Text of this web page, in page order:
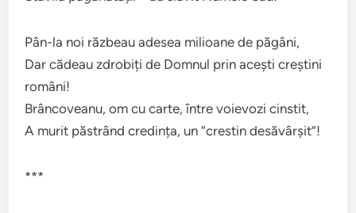
Pân-la noi răzbeau adesea milioane de păgâni,
Dar cădeau zdrobiți de Domnul prin acești creștini
români!
Brâncoveanu, om cu carte, între voievozi cinstit,
A murit păstrând credința, un “crestin desăvârșit”!
***